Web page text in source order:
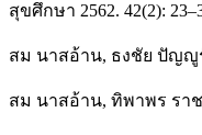
สุขศึกษา 2562. 42(2):
สม นาสอ้าน, ธงชัย ปัญญู
สม นาสอ้าน, ทิพาพร รา